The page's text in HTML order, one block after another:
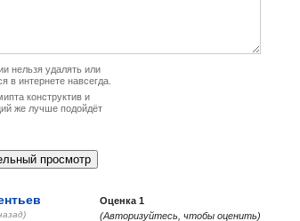
нельзя удалять или
в интернете навсегда.
конструктив и
же лучше подойдёт
Оценка 1
(Авторизуйтесь, чтобы оценить)